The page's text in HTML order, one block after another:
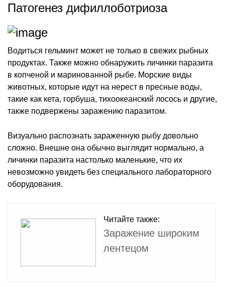
Патогенез дифиллоботриоза
Водиться гельминт может не только в свежих рыбных
продуктах. Также можно обнаружить личинки паразита
в копченой и маринованной рыбе. Морские виды
животных, которые идут на нерест в пресные воды,
такие как кета, горбуша, тихоокеанский лосось и другие,
также подвержены заражению паразитом.
Визуально распознать зараженную рыбу довольно
сложно. Внешне она обычно выглядит нормально, а
личинки паразита настолько маленькие, что их
невозможно увидеть без специального лабораторного
оборудования.
Читайте также:
Заражение широким
лентецом